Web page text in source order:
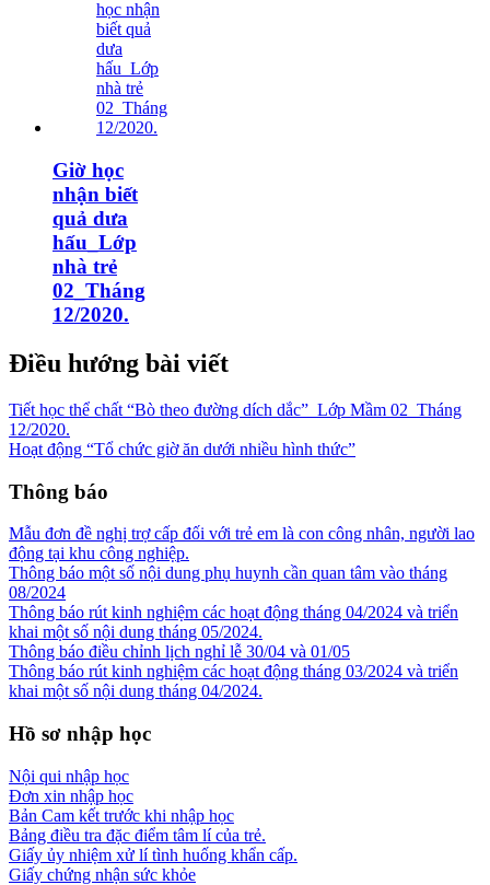
Giờ học
nhận biết
quả dưa
hấu_Lớp
nhà trẻ
02_Tháng
12/2020.
Điều hướng bài viết
Tiết học thể chất “Bò theo đường dích dắc”_Lớp Mầm 02_Tháng
12/2020.
Hoạt động “Tổ chức giờ ăn dưới nhiều hình thức”
Thông báo
Mẫu đơn đề nghị trợ cấp đối với trẻ em là con công nhân, người lao
động tại khu công nghiệp.
Thông báo một số nội dung phụ huynh cần quan tâm vào tháng
08/2024
Thông báo rút kinh nghiệm các hoạt động tháng 04/2024 và triển
khai một số nội dung tháng 05/2024.
Thông báo điều chỉnh lịch nghỉ lễ 30/04 và 01/05
Thông báo rút kinh nghiệm các hoạt động tháng 03/2024 và triển
khai một số nội dung tháng 04/2024.
Hồ sơ nhập học
Nội qui nhập học
Đơn xin nhập học
Bản Cam kết trước khi nhập học
Bảng điều tra đặc điểm tâm lí của trẻ.
Giấy ủy nhiệm xử lí tình huống khẩn cấp.
Giấy chứng nhận sức khỏe